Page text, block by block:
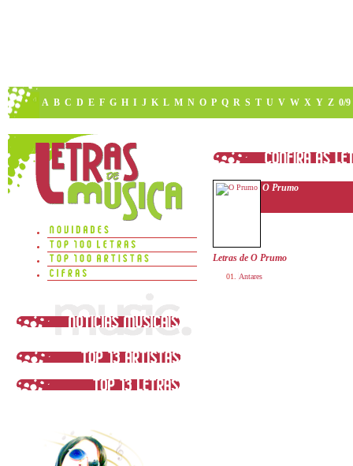
A B C D E F G H I J K L M N O P Q R S T U V W X Y Z 0/9
O Prumo
Letras de O Prumo
Antares